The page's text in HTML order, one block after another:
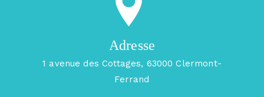
Adresse
1 avenue des Cottages, 63000 Clermont-
Ferrand